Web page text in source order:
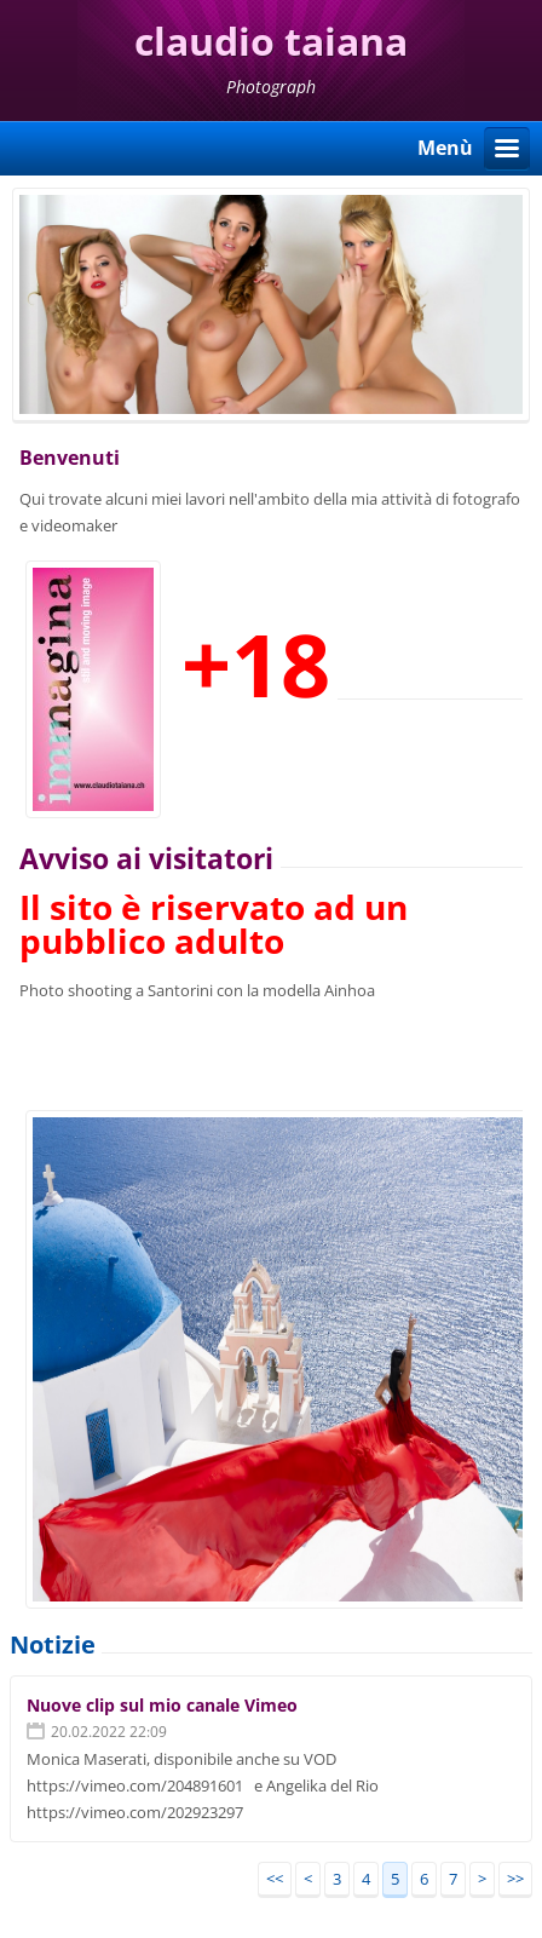
claudio taiana
Photograph
Menù
Benvenuti
Qui trovate alcuni miei lavori nell'ambito della mia attività di fotografo
e videomaker
+18
Avviso ai visitatori
Il sito è riservato ad un
pubblico adulto
Photo shooting a Santorini con la modella Ainhoa
Notizie
Nuove clip sul mio canale Vimeo
20.02.2022 22:09
Monica Maserati, disponibile anche su VOD
https://vimeo.com/204891601 e Angelika del Rio
https://vimeo.com/202923297
<< < 3 4 5 6 7 > >>